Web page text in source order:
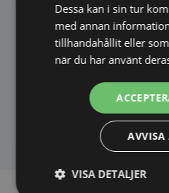
Vi köpte en stor
mycket support som
och även efteråt.
som stort och även att de
erfarenhet av
var till stor hjälp för mig
ny i detta. Tänker att
min nya huvudleverantör
det blir dags för nya
Mats Lindqvist, Femöre
Dessa kan i sin tur
med annan
tillhandahållit eller
när du har använt
AVVISA
VISA DETALJER